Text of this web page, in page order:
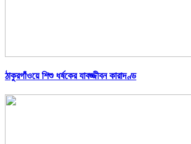
ঠাকুরগাঁওয়ে শিশু ধর্ষকের যাবজ্জীবন কারাদণ্ড